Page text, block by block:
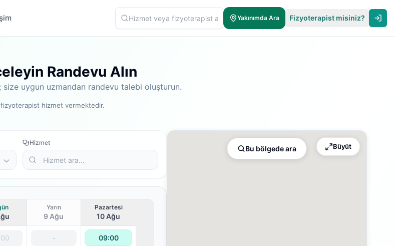
Yakınımda Ara Fizyoterapist misiniz?
Randevu Alın
uygun uzmandan randevu talebi oluşturun.
fizyoterapist hizmet vermektedir.
Hizmet
Yarın
9 Ağu
-
Pazartesi
10 Ağu
09:00
Bu bölgede ara Büyüt